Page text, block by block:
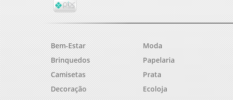
Bem-Estar
Brinquedos
Camisetas
Decoração
Moda
Papelaria
Prata
Ecoloja